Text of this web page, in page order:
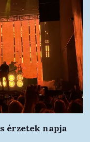
érzetek napja